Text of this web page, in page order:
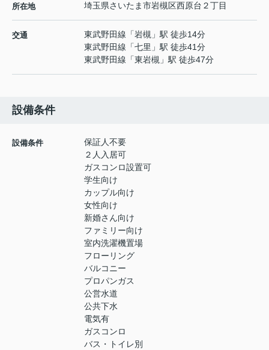
所在地 埼玉県さいたま市岩槻区西原台 ２丁目
交通 東武野田線 「岩槻 」駅 徒歩14分
東武野田線 「七里 」駅 徒歩41分
東武野田線 「東岩槻 」駅 徒歩47分
設備条件
設備条件
保証人不要
２人入居可
ガスコンロ設置可
学生向け
カップル向け
女性向け
新婚さん向け
ファミリー向け
室内洗濯機置場
フローリング
バルコニー
プロパンガス
公営水道
公共下水
電気有
ガスコンロ
バス・トイレ別